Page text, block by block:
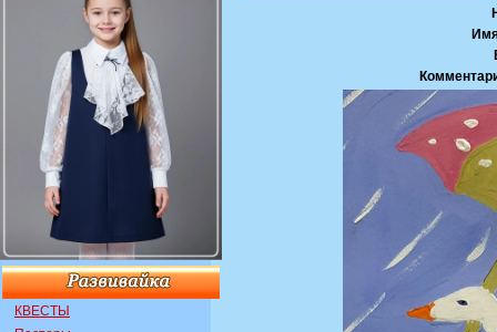
КВЕСТЫ